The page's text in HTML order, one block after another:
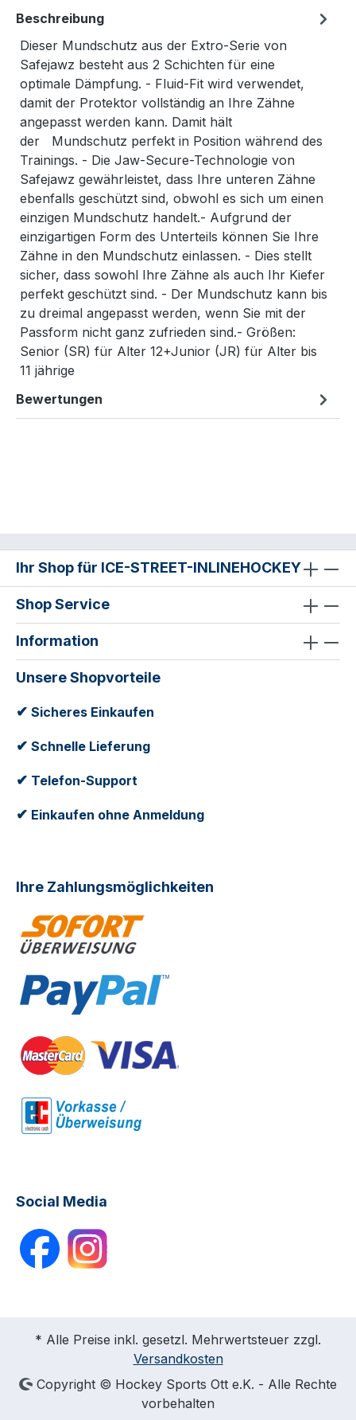
Beschreibung
Dieser Mundschutz aus der Extro-Serie von
Safejawz besteht aus 2 Schichten für eine
optimale Dämpfung. - Fluid-Fit wird verwendet,
damit der Protektor vollständig an Ihre Zähne
angepasst werden kann. Damit hält
der Mundschutz perfekt in Position während des
Trainings. - Die Jaw-Secure-Technologie von
Safejawz gewährleistet, dass Ihre unteren Zähne
ebenfalls geschützt sind, obwohl es sich um einen
einzigen Mundschutz handelt.- Aufgrund der
einzigartigen Form des Unterteils können Sie Ihre
Zähne in den Mundschutz einlassen. - Dies stellt
sicher, dass sowohl Ihre Zähne als auch Ihr Kiefer
perfekt geschützt sind. - Der Mundschutz kann bis
zu dreimal angepasst werden, wenn Sie mit der
Passform nicht ganz zufrieden sind.- Größen:
Senior (SR) für Alter 12+Junior (JR) für Alter bis
11 jährige
Bewertungen
Ihr Shop für ICE-STREET-INLINEHOCKEY
Shop Service
Information
Unsere Shopvorteile
✔ Sicheres Einkaufen
✔ Schnelle Lieferung
✔ Telefon-Support
✔ Einkaufen ohne Anmeldung
Ihre Zahlungsmöglichkeiten
Social Media
* Alle Preise inkl. gesetzl. Mehrwertsteuer zzgl.
Versandkosten
Copyright © Hockey Sports Ott e.K. - Alle Rechte
vorbehalten